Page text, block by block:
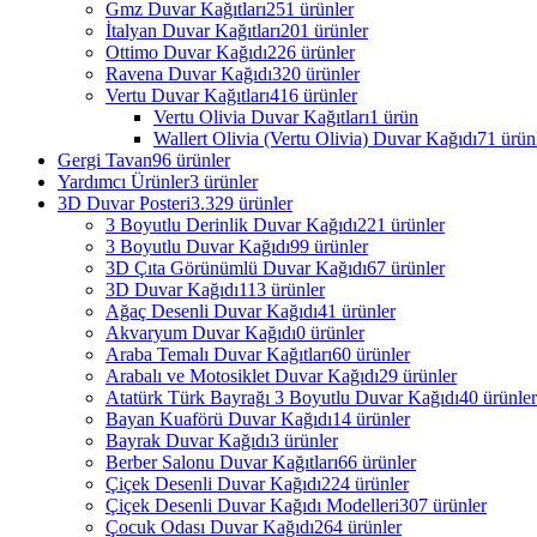
Gmz Duvar Kağıtları251 ürünler
İtalyan Duvar Kağıtları201 ürünler
Ottimo Duvar Kağıdı226 ürünler
Ravena Duvar Kağıdı320 ürünler
Vertu Duvar Kağıtları416 ürünler
Vertu Olivia Duvar Kağıtları1 ürün
Wallert Olivia (Vertu Olivia) Duvar Kağıdı71
Gergi Tavan96 ürünler
Yardımcı Ürünler3 ürünler
3D Duvar Posteri3.329 ürünler
3 Boyutlu Derinlik Duvar Kağıdı221 ürünler
3 Boyutlu Duvar Kağıdı99 ürünler
3D Çıta Görünümlü Duvar Kağıdı67 ürünler
3D Duvar Kağıdı113 ürünler
Ağaç Desenli Duvar Kağıdı41 ürünler
Akvaryum Duvar Kağıdı0 ürünler
Araba Temalı Duvar Kağıtları60 ürünler
Arabalı ve Motosiklet Duvar Kağıdı29 ürünler
Atatürk Türk Bayrağı 3 Boyutlu Duvar Kağıdı40 ürünler
Bayan Kuaförü Duvar Kağıdı14 ürünler
Bayrak Duvar Kağıdı3 ürünler
Berber Salonu Duvar Kağıtları66 ürünler
Çiçek Desenli Duvar Kağıdı224 ürünler
Çiçek Desenli Duvar Kağıdı Modelleri307 ürünler
Çocuk Odası Duvar Kağıdı264 ürünler